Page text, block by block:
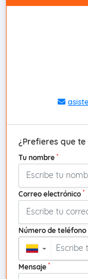
¿Prefieres que
Tu nombre *
Correo electrónico *
Número de teléfono
▼
Mensaje *